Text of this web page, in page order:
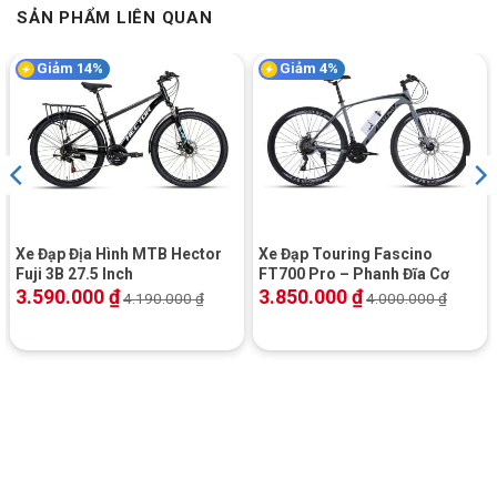
SẢN PHẨM LIÊN QUAN
Giảm 14%
Xe Đạp Địa Hình MTB Hector
Fuji 3B 27.5 Inch
3.590.000₫4.190.000₫
Giảm 4%
Xe Đạp Touring Fascino
FT700 Pro – Phanh Đĩa Cơ
3.850.000₫4.000.000₫